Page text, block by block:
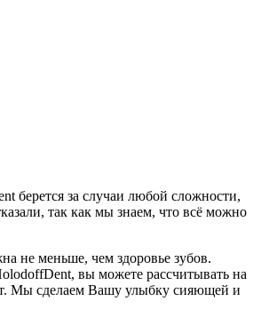
берется за случаи любой сложности,
так как мы знаем, что всё можно
не меньше, чем здоровье зубов.
вы можете рассчитывать на
Мы сделаем Вашу улыбку сияющей и